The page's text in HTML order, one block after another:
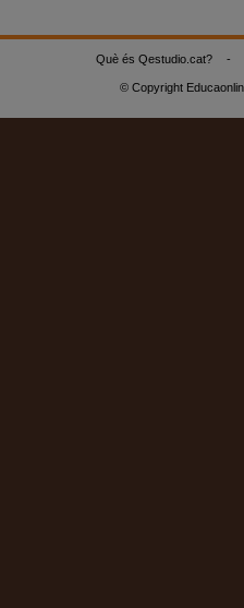
Què és Qestudio.cat? -
© Copyright